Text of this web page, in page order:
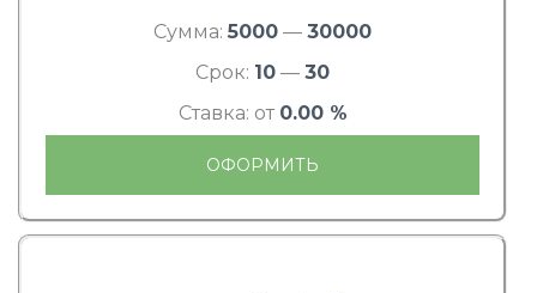
Сумма: 5000 — 30000
Срок: 10 — 30
Ставка: от 0.00 %
ОФОРМИТЬ